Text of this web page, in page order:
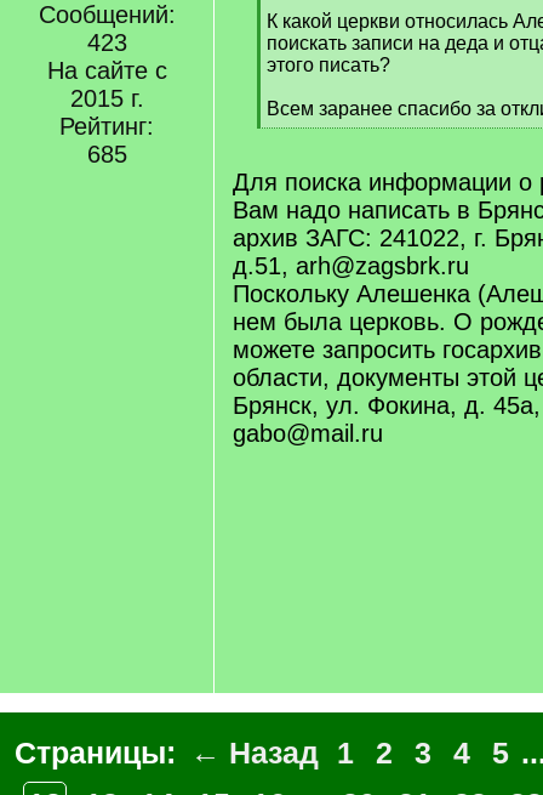
Сообщений:
423
На сайте с
2015 г.
Рейтинг:
685
К какой церкви относилась
поискать записи на деда и
этого писать?
Всем заранее спасибо за
[
q
]
Для поиска информации о
Вам надо написать в
архив ЗАГС: 241022, г.
д.51, arh@zagsbrk.ru
Поскольку Алешенка
нем была церковь. О
можете запросить
области, документы этой
Брянск, ул. Фокина, д.
gabo@mail.ru
Страницы: ← Назад 1 2 3 4 5